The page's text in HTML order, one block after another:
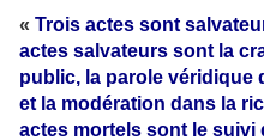
« Trois actes sont
actes salvateurs sont la
public, la parole véridique
et la modération dans la
actes mortels sont le suivi